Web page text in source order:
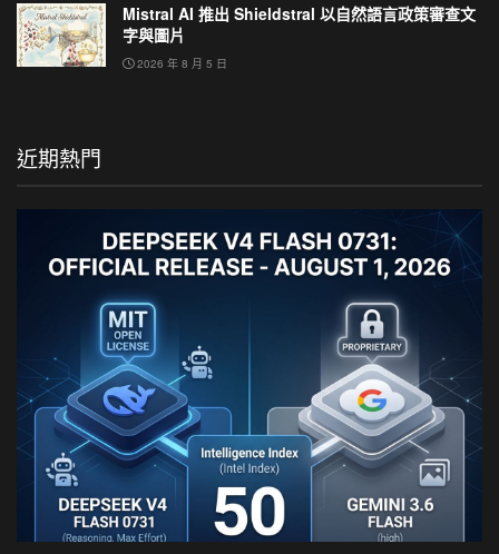
Mistral AI 推出 Shieldstral 以自然語言政策審查文
字與圖片
2026 年 8 月 5 日
近期熱門